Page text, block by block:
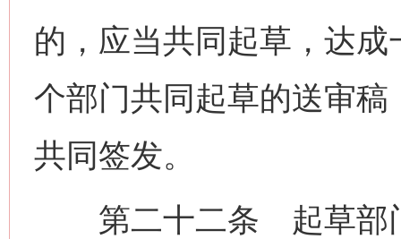
的，应当共同起草，达
个部门共同起草的送审
共同签发。
第二十二条 起草部门